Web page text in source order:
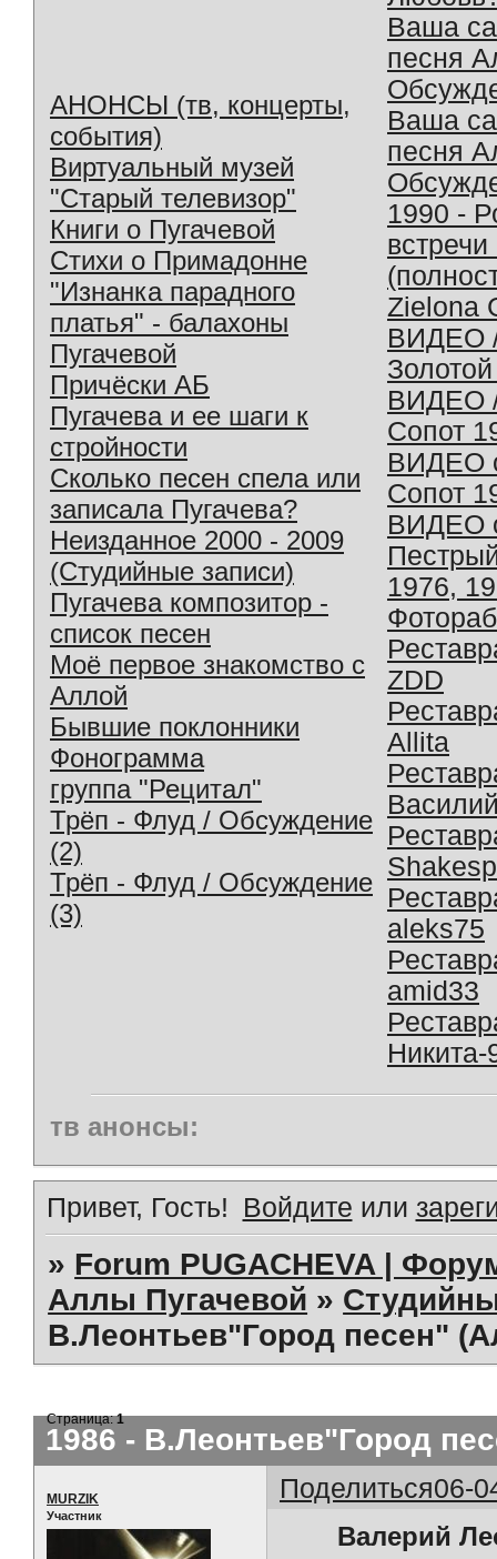
АНОНСЫ (тв, концерты,
события)
Виртуальный музей
"Старый телевизор"
Книги о Пугачевой
Стихи о Примадонне
"Изнанка парадного
платья" - балахоны
Пугачевой
Причёски АБ
Пугачева и ее шаги к
стройности
Сколько песен спела или
записала Пугачева?
Неизданное 2000 - 2009
(Студийные записи)
Пугачева композитор -
список песен
Моё первое знакомство с
Аллой
Бывшие поклонники
Фонограмма
группа "Рецитал"
Трёп - Флуд / Обсуждение
(2)
Трёп - Флуд / Обсуждение
(3)
Ваша
песня
Ваша
песня
1990 -
Zielona
ВИДЕО
ВИДЕО
Сопот
ВИДЕО
Сопот
ВИДЕО
1976,
ZDD
Allita
aleks75
amid33
Никита-
тв анонсы:
Привет, Гость! Войдите или
» Forum PUGACHEVA |
Аллы Пугачевой »
В.Леонтьев"Город песен"
1986 - В.Леонтьев"Город
Страница:1
Поделиться06-
MURZIK
Участник
Валерий